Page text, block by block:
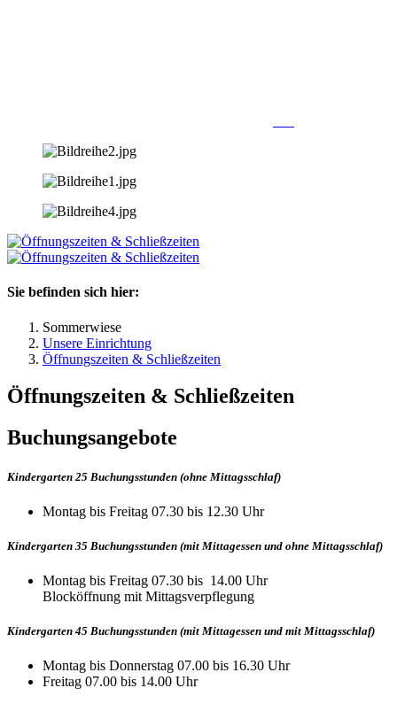
Sie befinden sich hier:
Sommerwiese
Unsere Einrichtung
Öffnungszeiten & Schließzeiten
Öffnungszeiten & Schließzeiten
Buchungsangebote
Kindergarten 25 Buchungsstunden (ohne Mittagsschlaf)
Montag bis Freitag 07.30 bis 12.30 Uhr
Kindergarten 35 Buchungsstunden (mit Mittagessen und ohne Mittagsschlaf)
Montag bis Freitag 07.30 bis 14.00 Uhr
Blocköffnung mit Mittagsverpflegung
Kindergarten 45 Buchungsstunden (mit Mittagessen und mit Mittagsschlaf)
Montag bis Donnerstag 07.00 bis 16.30 Uhr
Freitag 07.00 bis 14.00 Uhr